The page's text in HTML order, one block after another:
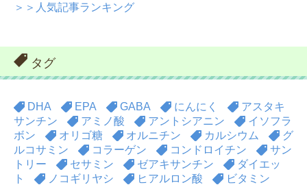
＞＞人気記事ランキング
タグ
DHA EPA GABA にんにく
アスタキ
サンチン
アミノ酸 アントシアニン
イソフラ
ボン
オリゴ糖 オルニチン カルシウム
グ
ルコサミン
コラーゲン コンドロイチン
サン
トリー
セサミン ゼアキサンチン
ダイエッ
ト
ノコギリヤシ ヒアルロン酸
ビタミン